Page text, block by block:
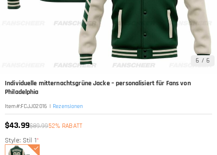
6 / 6
Individuelle mitternachtsgrüne Jacke – personalisiert für Fans von
Philadelphia
Item#:FCJJ02016 | Rezensionen
$43.99$89.9952% RABATT
Style: Stil 1*